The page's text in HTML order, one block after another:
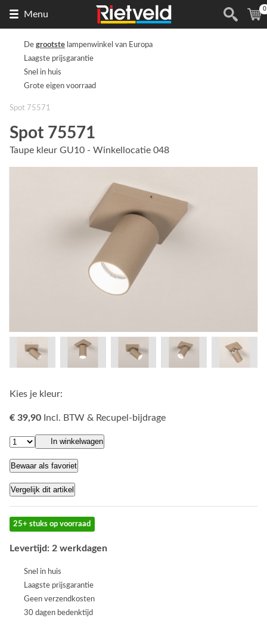
Menu
de
(
0
De grootste lampenwinkel van Europa
Laagste prijsgarantie
Snel in huis
Grote eigen voorraad
Spot 75571
Spot 75571
Taupe kleur GU10 - Winkellocatie 048
Kies je kleur:
€ 39,90 Incl. BTW & Recupel-bijdrage
In winkelwagen
Bewaar als favoriet
Vergelijk dit artikel
25+ stuks op voorraad
Levertijd: 2 werkdagen
Snel in huis
Laagste prijsgarantie
Geen verzendkosten
30 dagen bedenktijd